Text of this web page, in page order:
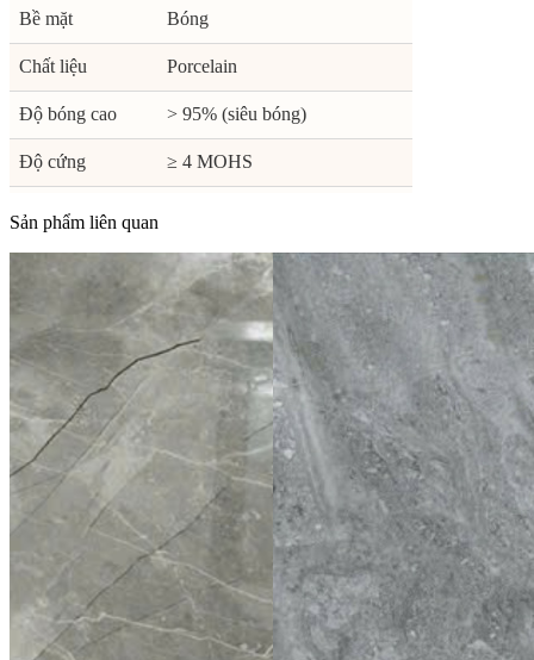
Bề mặt Bóng
Chất liệu Porcelain
Độ bóng cao > 95% (siêu bóng)
Độ cứng ≥ 4 MOHS
Chịu được sự
thay đổi nhiệt độ
Đặc tính khác
Dễ dàng vệ sinh và chống nấm
mốc, vi khuẩn
Ứng dụng
Sàn phòng khách
Không gian thương mại
Không gian công cộng
Sản phẩm liên quan